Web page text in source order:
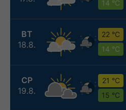
14 °C
ВТ
18.8.
22 °C
14 °C
СР
19.8.
21 °C
15 °C